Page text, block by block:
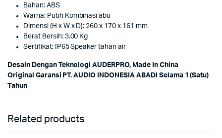
Bahan: ABS
Warna: Putih Kombinasi abu
Dimensi (H x W x D): 260 x 170 x 161 mm
Berat Bersih: 3.00 Kg
Sertifikat: IP65 Speaker tahan air
Desain Dengan Teknologi AUDERPRO, Made In China
Original Garansi PT. AUDIO INDONESIA ABADI Selama 1 (Satu)
Tahun
Related products